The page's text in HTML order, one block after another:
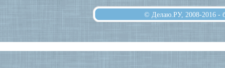
© Делаю.РУ, 2008-2016 -